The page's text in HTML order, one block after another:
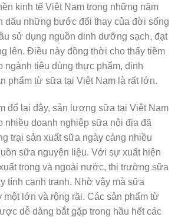
kinh tế Việt Nam trong những năm
dấu những bước đổi thay của đời sống
sử dụng nguồn dinh dưỡng sạch, đạt
lên. Điều này đồng thời cho thấy tiềm
ngành tiêu dùng thực phẩm, dinh
phẩm từ sữa tại Việt Nam là rất lớn.
đổ lại đây, sản lượng sữa tại Việt Nam
nhiều doanh nghiệp sữa nội địa đã
trại sản xuất sữa ngày càng nhiều
sữa nguyên liệu. Với sự xuất hiện
trong và ngoài nước, thị trường sữa
tính cạnh tranh. Nhờ vậy mà sữa
lớn và rộng rãi. Các sản phẩm từ
dễ dàng bắt gặp trong hầu hết các